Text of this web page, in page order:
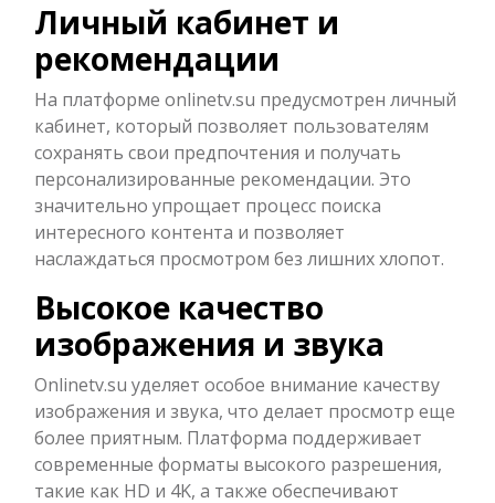
Личный кабинет и
рекомендации
На платформе onlinetv.su предусмотрен личный
кабинет, который позволяет пользователям
сохранять свои предпочтения и получать
персонализированные рекомендации. Это
значительно упрощает процесс поиска
интересного контента и позволяет
наслаждаться просмотром без лишних хлопот.
Высокое качество
изображения и звука
Onlinetv.su уделяет особое внимание качеству
изображения и звука, что делает просмотр еще
более приятным. Платформа поддерживает
современные форматы высокого разрешения,
такие как HD и 4K, а также обеспечивают